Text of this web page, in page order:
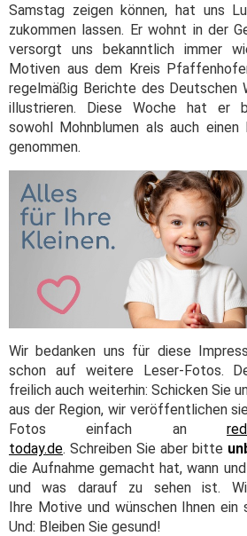
Samstag zeigen können, hat uns
zukommen lassen. Er wohnt in der
versorgt uns bekanntlich immer
Motiven aus dem Kreis
regelmäßig Berichte des Deutschen
illustrieren. Diese Woche hat er
sowohl Mohnblumen als auch einen
genommen.
Wir bedanken uns für diese
schon auf weitere Leser-Fotos.
freilich auch weiterhin: Schicken Sie
aus der Region, wir veröffentlichen
Fotos einfach an
today.de. Schreiben Sie aber bitte
die Aufnahme gemacht hat, wann
und was darauf zu sehen ist.
Ihre Motive und wünschen Ihnen ein
Und: Bleiben Sie gesund!